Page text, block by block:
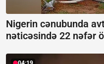
Nigerin cənubunda
nəticəsində 22 nəfər